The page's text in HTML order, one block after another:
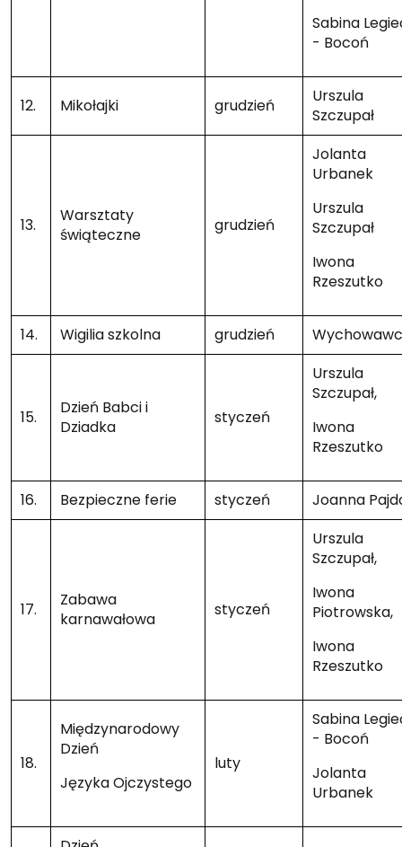
Sabina
- Bocoń
12. Mikołajki grudzień
Urszula
Szczupał
13.
Warsztaty
świąteczne
grudzień
Jolanta
Urbanek
Urszula
Szczupał
Iwona
Rzeszutko
14. Wigilia szkolna grudzień
15.
Dzień Babci i
Dziadka
styczeń
Urszula
Szczupał,
Iwona
Rzeszutko
16. Bezpieczne ferie styczeń Joanna
17.
Zabawa
karnawałowa
styczeń
Urszula
Szczupał,
Iwona
Piotrowska,
Iwona
Rzeszutko
18.
Międzynarodowy
Dzień
Języka Ojczystego
luty
Sabina
- Bocoń
Jolanta
Urbanek